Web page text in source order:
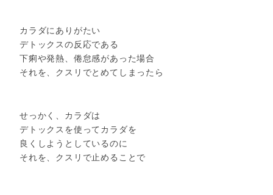
カラダにありがたい
デトックスの反応である
下痢や発熱、倦怠感があった場合
それを、クスリでとめてしまったら
せっかく、カラダは
デトックスを使ってカラダを
良くしようとしているのに
それを、クスリで止めることで